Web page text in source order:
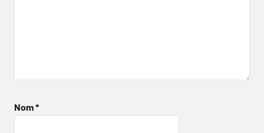
Nom*